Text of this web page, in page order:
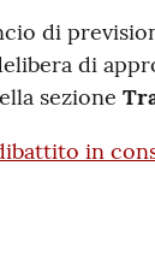
di
di
sezione
in